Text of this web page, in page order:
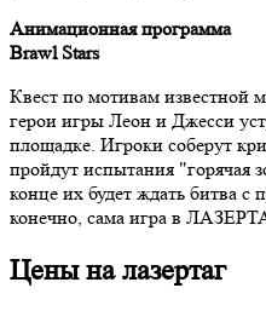
Анимационная программа
Brawl Stars
Квест по мотивам
герои игры Леон и Джесси
площадке. Игроки соберут
пройдут испытания "горячая
конце их будет ждать битва
конечно, сама игра в
Цены налазертаг